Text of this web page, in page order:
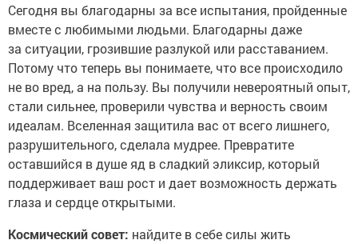
Сегодня вы благодарны за все испытания, пройденные
вместе с любимыми людьми. Благодарны даже
за ситуации, грозившие разлукой или расставанием.
Потому что теперь вы понимаете, что все происходило
не во вред, а на пользу. Вы получили невероятный опыт,
стали сильнее, проверили чувства и верность своим
идеалам. Вселенная защитила вас от всего лишнего,
разрушительного, сделала мудрее. Превратите
оставшийся в душе яд в сладкий эликсир, который
поддерживает ваш рост и дает возможность держать
глаза и сердце открытыми.
Космический совет: найдите в себе силы жить